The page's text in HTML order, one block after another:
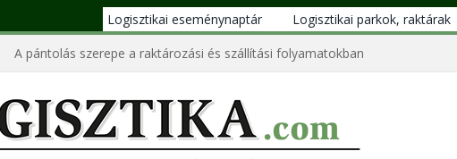
Logisztikai eseménynaptár Logisztikai parkok, raktárak
A pántolás szerepe a raktározási és szállítási folyamatokban